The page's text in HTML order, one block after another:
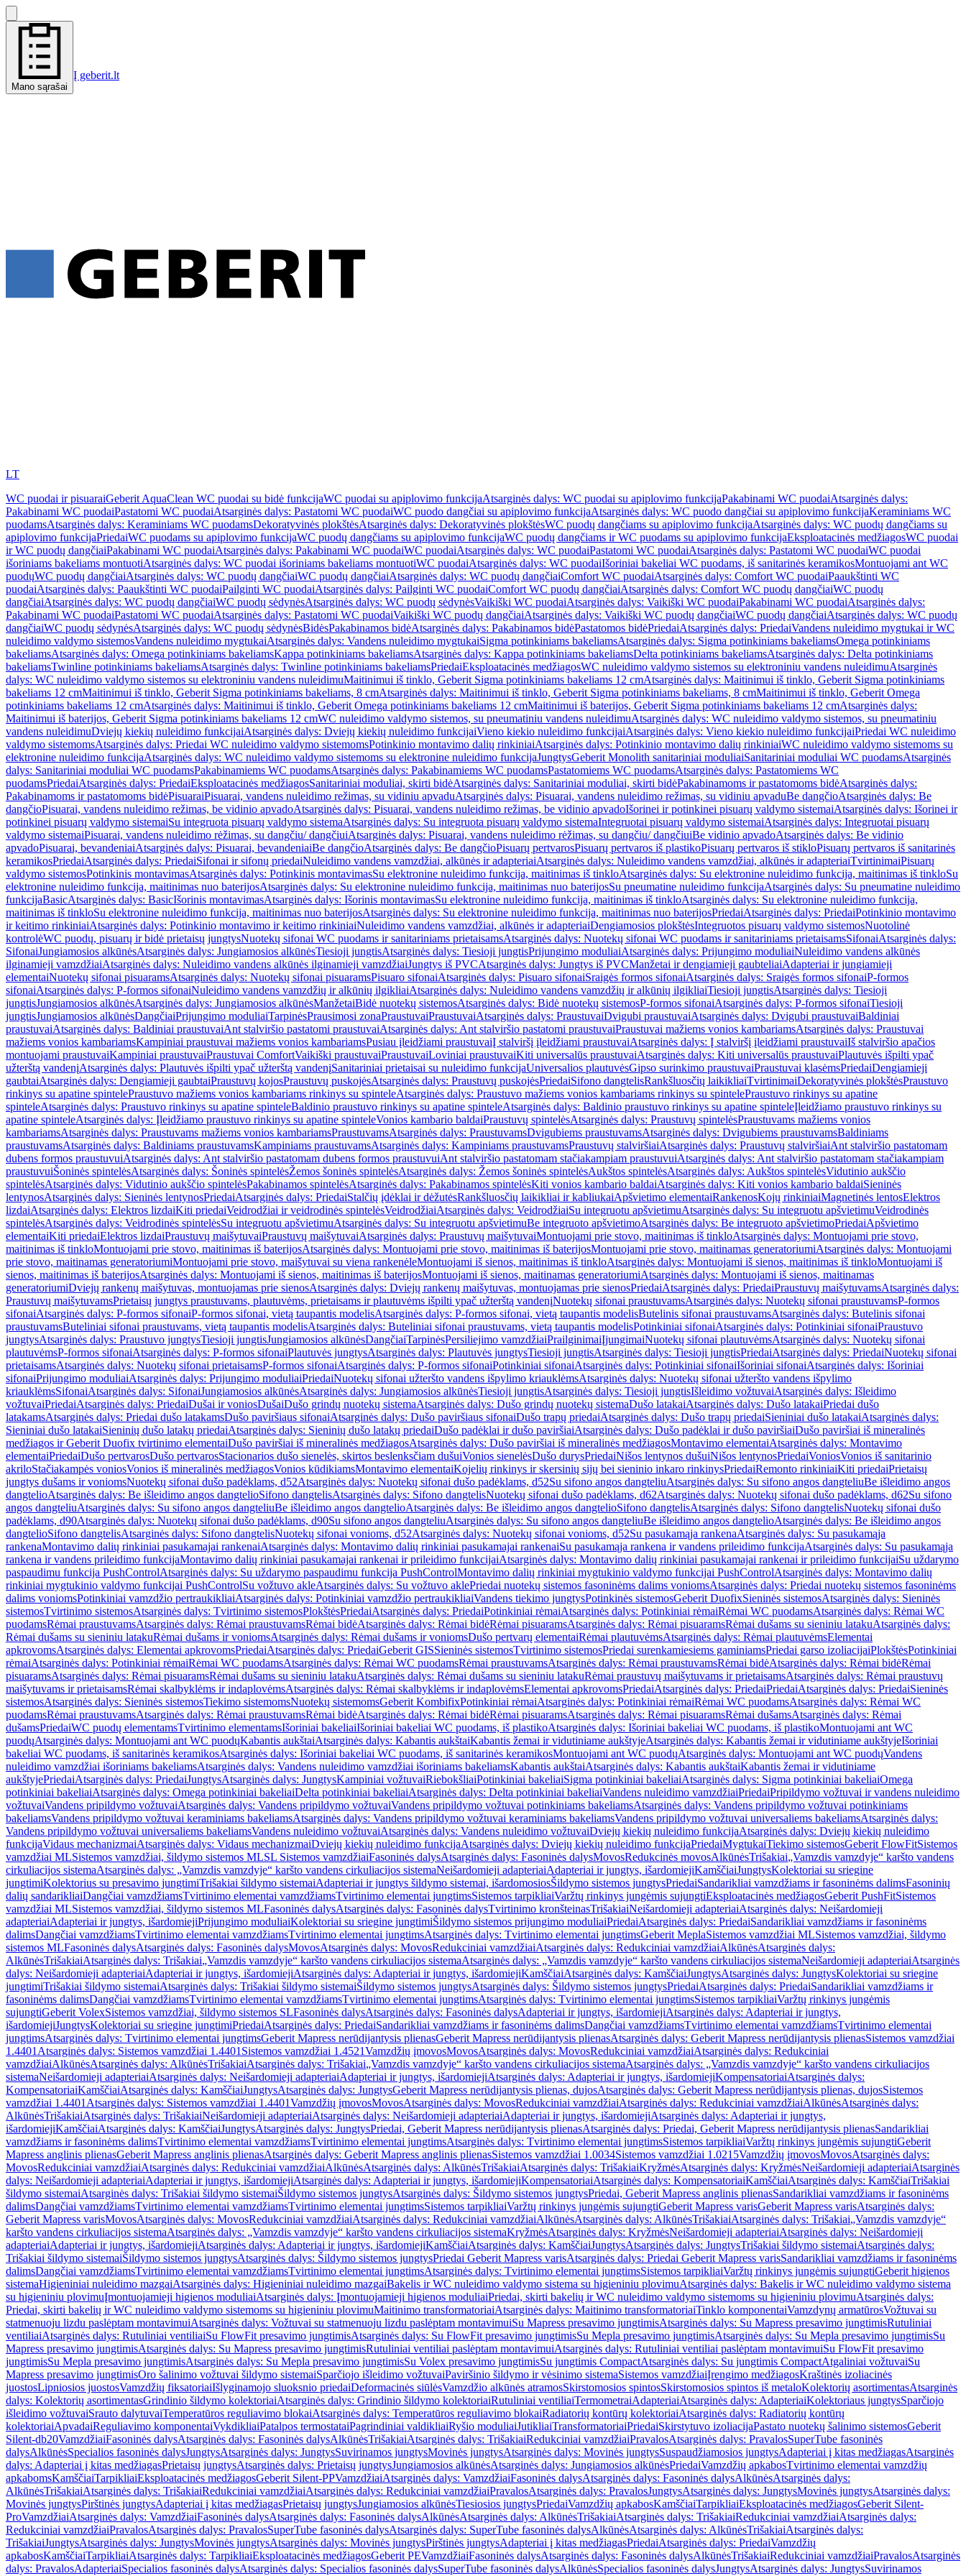
Mano sąrašai
Į geberit.lt
LT
WC puodai ir pisuaraiGeberit AquaClean WC puodai su bidė funkcijaWC puodai su apiplovimo funkcijaAtsarginės dalys: WC puodai su apiplovimo funkcijaPakabinami WC puodaiAtsarginės dalys:
Pakabinami WC puodaiPastatomi WC puodaiAtsarginės dalys: Pastatomi WC puodaiWC puodo dangčiai su apiplovimo funkcijaAtsarginės dalys: WC puodo dangčiai su apiplovimo funkcijaKeraminiams WC
puodamsAtsarginės dalys: Keraminiams WC puodamsDekoratyvinės plokštėsAtsarginės dalys: Dekoratyvinės plokštėsWC puodų dangčiams su apiplovimo funkcijaAtsarginės dalys: WC puodų dangčiams su
apiplovimo funkcijaPriedaiWC puodams su apiplovimo funkcijaWC puodų dangčiams su apiplovimo funkcijaWC puodų dangčiams ir WC puodams su apiplovimo funkcijaEksploatacinės medžiagosWC puodai
ir WC puodų dangčiaiPakabinami WC puodaiAtsarginės dalys: Pakabinami WC puodaiWC puodaiAtsarginės dalys: WC puodaiPastatomi WC puodaiAtsarginės dalys: Pastatomi WC puodaiWC puodai
išoriniams bakeliams montuotiAtsarginės dalys: WC puodai išoriniams bakeliams montuotiWC puodaiAtsarginės dalys: WC puodaiIšoriniai bakeliai WC puodams, iš sanitarinės keramikosMontuojami ant WC
puodųWC puodų dangčiaiAtsarginės dalys: WC puodų dangčiaiWC puodų dangčiaiAtsarginės dalys: WC puodų dangčiaiComfort WC puodaiAtsarginės dalys: Comfort WC puodaiPaaukštinti WC
puodaiAtsarginės dalys: Paaukštinti WC puodaiPailginti WC puodaiAtsarginės dalys: Pailginti WC puodaiComfort WC puodų dangčiaiAtsarginės dalys: Comfort WC puodų dangčiaiWC puodų
dangčiaiAtsarginės dalys: WC puodų dangčiaiWC puodų sėdynėsAtsarginės dalys: WC puodų sėdynėsVaikiški WC puodaiAtsarginės dalys: Vaikiški WC puodaiPakabinami WC puodaiAtsarginės dalys:
Pakabinami WC puodaiPastatomi WC puodaiAtsarginės dalys: Pastatomi WC puodaiVaikiški WC puodų dangčiaiAtsarginės dalys: Vaikiški WC puodų dangčiaiWC puodų dangčiaiAtsarginės dalys: WC puodų
dangčiaiWC puodų sėdynėsAtsarginės dalys: WC puodų sėdynėsBidėsPakabinamos bidėAtsarginės dalys: Pakabinamos bidėPastatomos bidėPriedaiAtsarginės dalys: PriedaiVandens nuleidimo mygtukai ir WC
nuleidimo valdymo sistemosVandens nuleidimo mygtukaiAtsarginės dalys: Vandens nuleidimo mygtukaiSigma potinkiniams bakeliamsAtsarginės dalys: Sigma potinkiniams bakeliamsOmega potinkiniams
bakeliamsAtsarginės dalys: Omega potinkiniams bakeliamsKappa potinkiniams bakeliamsAtsarginės dalys: Kappa potinkiniams bakeliamsDelta potinkiniams bakeliamsAtsarginės dalys: Delta potinkiniams
bakeliamsTwinline potinkiniams bakeliamsAtsarginės dalys: Twinline potinkiniams bakeliamsPriedaiEksploatacinės medžiagosWC nuleidimo valdymo sistemos su elektroniniu vandens nuleidimuAtsarginės
dalys: WC nuleidimo valdymo sistemos su elektroniniu vandens nuleidimuMaitinimui iš tinklo, Geberit Sigma potinkiniams bakeliams 12 cmAtsarginės dalys: Maitinimui iš tinklo, Geberit Sigma potinkiniams
bakeliams 12 cmMaitinimui iš tinklo, Geberit Sigma potinkiniams bakeliams, 8 cmAtsarginės dalys: Maitinimui iš tinklo, Geberit Sigma potinkiniams bakeliams, 8 cmMaitinimui iš tinklo, Geberit Omega
potinkiniams bakeliams 12 cmAtsarginės dalys: Maitinimui iš tinklo, Geberit Omega potinkiniams bakeliams 12 cmMaitinimui iš baterijos, Geberit Sigma potinkiniams bakeliams 12 cmAtsarginės dalys:
Maitinimui iš baterijos, Geberit Sigma potinkiniams bakeliams 12 cmWC nuleidimo valdymo sistemos, su pneumatiniu vandens nuleidimuAtsarginės dalys: WC nuleidimo valdymo sistemos, su pneumatiniu
vandens nuleidimuDviejų kiekių nuleidimo funkcijaiAtsarginės dalys: Dviejų kiekių nuleidimo funkcijaiVieno kiekio nuleidimo funkcijaiAtsarginės dalys: Vieno kiekio nuleidimo funkcijaiPriedai WC nuleidimo
valdymo sistemomsAtsarginės dalys: Priedai WC nuleidimo valdymo sistemomsPotinkinio montavimo dalių rinkiniaiAtsarginės dalys: Potinkinio montavimo dalių rinkiniaiWC nuleidimo valdymo sistemoms su
elektronine nuleidimo funkcijaAtsarginės dalys: WC nuleidimo valdymo sistemoms su elektronine nuleidimo funkcijaJungtysGeberit Monolith sanitariniai moduliaiSanitariniai moduliai WC puodamsAtsarginės
dalys: Sanitariniai moduliai WC puodamsPakabinamiems WC puodamsAtsarginės dalys: Pakabinamiems WC puodamsPastatomiems WC puodamsAtsarginės dalys: Pastatomiems WC
puodamsPriedaiAtsarginės dalys: PriedaiEksploatacinės medžiagosSanitariniai moduliai, skirti bidėAtsarginės dalys: Sanitariniai moduliai, skirti bidėPakabinamoms ir pastatomoms bidėAtsarginės dalys:
Pakabinamoms ir pastatomoms bidėPisuaraiPisuarai, vandens nuleidimo režimas, su vidiniu apvaduAtsarginės dalys: Pisuarai, vandens nuleidimo režimas, su vidiniu apvaduBe dangčioAtsarginės dalys: Be
dangčioPisuarai, vandens nuleidimo režimas, be vidinio apvadoAtsarginės dalys: Pisuarai, vandens nuleidimo režimas, be vidinio apvadoIšorinei ir potinkinei pisuarų valdymo sistemaiAtsarginės dalys: Išorinei ir
potinkinei pisuarų valdymo sistemaiSu integruota pisuarų valdymo sistemaAtsarginės dalys: Su integruota pisuarų valdymo sistemaIntegruotai pisuarų valdymo sistemaiAtsarginės dalys: Integruotai pisuarų
valdymo sistemaiPisuarai, vandens nuleidimo rėžimas, su dangčiu/ dangčiuiAtsarginės dalys: Pisuarai, vandens nuleidimo rėžimas, su dangčiu/ dangčiuiBe vidinio apvadoAtsarginės dalys: Be vidinio
apvadoPisuarai, bevandeniaiAtsarginės dalys: Pisuarai, bevandeniaiBe dangčioAtsarginės dalys: Be dangčioPisuarų pertvarosPisuarų pertvaros iš plastikoPisuarų pertvaros iš stikloPisuarų pertvaros iš sanitarinės
keramikosPriedaiAtsarginės dalys: PriedaiSifonai ir sifonų priedaiNuleidimo vandens vamzdžiai, alkūnės ir adapteriaiAtsarginės dalys: Nuleidimo vandens vamzdžiai, alkūnės ir adapteriaiTvirtinimaiPisuarų
valdymo sistemosPotinkinis montavimasAtsarginės dalys: Potinkinis montavimasSu elektronine nuleidimo funkcija, maitinimas iš tinkloAtsarginės dalys: Su elektronine nuleidimo funkcija, maitinimas iš tinkloSu
elektronine nuleidimo funkcija, maitinimas nuo baterijosAtsarginės dalys: Su elektronine nuleidimo funkcija, maitinimas nuo baterijosSu pneumatine nuleidimo funkcijaAtsarginės dalys: Su pneumatine nuleidimo
funkcijaBasicAtsarginės dalys: BasicIšorinis montavimasAtsarginės dalys: Išorinis montavimasSu elektronine nuleidimo funkcija, maitinimas iš tinkloAtsarginės dalys: Su elektronine nuleidimo funkcija,
maitinimas iš tinkloSu elektronine nuleidimo funkcija, maitinimas nuo baterijosAtsarginės dalys: Su elektronine nuleidimo funkcija, maitinimas nuo baterijosPriedaiAtsarginės dalys: PriedaiPotinkinio montavimo
ir keitimo rinkiniaiAtsarginės dalys: Potinkinio montavimo ir keitimo rinkiniaiNuleidimo vandens vamzdžiai, alkūnės ir adapteriaiDengiamosios plokštėsIntegruotos pisuarų valdymo sistemosNuotolinė
kontrolėWC puodų, pisuarų ir bidė prietaisų jungtysNuotekų sifonai WC puodams ir sanitariniams prietaisamsAtsarginės dalys: Nuotekų sifonai WC puodams ir sanitariniams prietaisamsSifonaiAtsarginės dalys:
SifonaiJungiamosios alkūnėsAtsarginės dalys: Jungiamosios alkūnėsTiesioji jungtisAtsarginės dalys: Tiesioji jungtisPrijungimo moduliaiAtsarginės dalys: Prijungimo moduliaiNuleidimo vandens alkūnės
ilginamieji vamzdžiaiAtsarginės dalys: Nuleidimo vandens alkūnės ilginamieji vamzdžiaiJungtys iš PVCAtsarginės dalys: Jungtys iš PVCManžetai ir dengiamieji gaubteliaiAdapteriai ir jungiamieji
elementaiNuotekų sifonai pisuaramsAtsarginės dalys: Nuotekų sifonai pisuaramsPisuaro sifonaiAtsarginės dalys: Pisuaro sifonaiSraigės formos sifonaiAtsarginės dalys: Sraigės formos sifonaiP-formos
sifonaiAtsarginės dalys: P-formos sifonaiNuleidimo vandens vamzdžių ir alkūnių ilgikliaiAtsarginės dalys: Nuleidimo vandens vamzdžių ir alkūnių ilgikliaiTiesioji jungtisAtsarginės dalys: Tiesioji
jungtisJungiamosios alkūnėsAtsarginės dalys: Jungiamosios alkūnėsManžetaiBidė nuotekų sistemosAtsarginės dalys: Bidė nuotekų sistemosP-formos sifonaiAtsarginės dalys: P-formos sifonaiTiesioji
jungtisJungiamosios alkūnėsDangčiaiPrijungimo moduliaiTarpinėsPrausimosi zonaPraustuvaiPraustuvaiAtsarginės dalys: PraustuvaiDvigubi praustuvaiAtsarginės dalys: Dvigubi praustuvaiBaldiniai
praustuvaiAtsarginės dalys: Baldiniai praustuvaiAnt stalviršio pastatomi praustuvaiAtsarginės dalys: Ant stalviršio pastatomi praustuvaiPraustuvai mažiems vonios kambariamsAtsarginės dalys: Praustuvai
mažiems vonios kambariamsKampiniai praustuvai mažiems vonios kambariamsPusiau įleidžiami praustuvaiĮ stalviršį įleidžiami praustuvaiAtsarginės dalys: Į stalviršį įleidžiami praustuvaiIš stalviršio apačios
montuojami praustuvaiKampiniai praustuvaiPraustuvai ComfortVaikiški praustuvaiPraustuvaiLoviniai praustuvaiKiti universalūs praustuvaiAtsarginės dalys: Kiti universalūs praustuvaiPlautuvės išpilti ypač
užterštą vandenįAtsarginės dalys: Plautuvės išpilti ypač užterštą vandenįSanitariniai prietaisai su nuleidimo funkcijaUniversalios plautuvėsGipso surinkimo praustuvaiPraustuvai klasėmsPriedaiDengiamieji
gaubtaiAtsarginės dalys: Dengiamieji gaubtaiPraustuvų kojosPraustuvų puskojėsAtsarginės dalys: Praustuvų puskojėsPriedaiSifono dangtelisRankšluosčių laikikliaiTvirtinimaiDekoratyvinės plokštėsPraustuvo
rinkinys su apatine spintelePraustuvo mažiems vonios kambariams rinkinys su spinteleAtsarginės dalys: Praustuvo mažiems vonios kambariams rinkinys su spintelePraustuvo rinkinys su apatine
spinteleAtsarginės dalys: Praustuvo rinkinys su apatine spinteleBaldinio praustuvo rinkinys su apatine spinteleAtsarginės dalys: Baldinio praustuvo rinkinys su apatine spinteleĮleidžiamo praustuvo rinkinys su
apatine spinteleAtsarginės dalys: Įleidžiamo praustuvo rinkinys su apatine spinteleVonios kambario baldaiPraustuvų spintelėsAtsarginės dalys: Praustuvų spintelėsPraustuvams mažiems vonios
kambariamsAtsarginės dalys: Praustuvams mažiems vonios kambariamsPraustuvamsAtsarginės dalys: PraustuvamsDvigubiems praustuvamsAtsarginės dalys: Dvigubiems praustuvamsBaldiniams
praustuvamsAtsarginės dalys: Baldiniams praustuvamsKampiniams praustuvamsAtsarginės dalys: Kampiniams praustuvamsPraustuvų stalviršiaiAtsarginės dalys: Praustuvų stalviršiaiAnt stalviršio pastatomam
dubens formos praustuvuiAtsarginės dalys: Ant stalviršio pastatomam dubens formos praustuvuiAnt stalviršio pastatomam stačiakampiam praustuvuiAtsarginės dalys: Ant stalviršio pastatomam stačiakampiam
praustuvuiŠoninės spintelėsAtsarginės dalys: Šoninės spintelėsŽemos šoninės spintelėsAtsarginės dalys: Žemos šoninės spintelėsAukštos spintelėsAtsarginės dalys: Aukštos spintelėsVidutinio aukščio
spintelėsAtsarginės dalys: Vidutinio aukščio spintelėsPakabinamos spintelėsAtsarginės dalys: Pakabinamos spintelėsKiti vonios kambario baldaiAtsarginės dalys: Kiti vonios kambario baldaiSieninės
lentynosAtsarginės dalys: Sieninės lentynosPriedaiAtsarginės dalys: PriedaiStalčių įdėklai ir dėžutėsRankšluosčių laikikliai ir kabliukaiApšvietimo elementaiRankenosKojų rinkiniaiMagnetinės lentosElektros
lizdaiAtsarginės dalys: Elektros lizdaiKiti priedaiVeidrodžiai ir veidrodinės spintelėsVeidrodžiaiAtsarginės dalys: VeidrodžiaiSu integruotu apšvietimuAtsarginės dalys: Su integruotu apšvietimuVeidrodinės
spintelėsAtsarginės dalys: Veidrodinės spintelėsSu integruotu apšvietimuAtsarginės dalys: Su integruotu apšvietimuBe integruoto apšvietimoAtsarginės dalys: Be integruoto apšvietimoPriedaiApšvietimo
elementaiKiti priedaiElektros lizdaiPraustuvų maišytuvaiPraustuvų maišytuvaiAtsarginės dalys: Praustuvų maišytuvaiMontuojami prie stovo, maitinimas iš tinkloAtsarginės dalys: Montuojami prie stovo,
maitinimas iš tinkloMontuojami prie stovo, maitinimas iš baterijosAtsarginės dalys: Montuojami prie stovo, maitinimas iš baterijosMontuojami prie stovo, maitinamas generatoriumiAtsarginės dalys: Montuojami
prie stovo, maitinamas generatoriumiMontuojami prie stovo, maišytuvai su viena rankenėleMontuojami iš sienos, maitinimas iš tinkloAtsarginės dalys: Montuojami iš sienos, maitinimas iš tinkloMontuojami iš
sienos, maitinimas iš baterijosAtsarginės dalys: Montuojami iš sienos, maitinimas iš baterijosMontuojami iš sienos, maitinamas generatoriumiAtsarginės dalys: Montuojami iš sienos, maitinamas
generatoriumiDviejų rankenų maišytuvas, montuojamas prie sienosAtsarginės dalys: Dviejų rankenų maišytuvas, montuojamas prie sienosPriedaiAtsarginės dalys: PriedaiPraustuvų maišytuvamsAtsarginės dalys:
Praustuvų maišytuvamsPrietaisų jungtys praustuvams, plautuvėms, prietaisams ir plautuvėms išpilti ypač užterštą vandenįNuotekų sifonai praustuvamsAtsarginės dalys: Nuotekų sifonai praustuvamsP-formos
sifonaiAtsarginės dalys: P-formos sifonaiP-formos sifonai, vietą taupantis modelisAtsarginės dalys: P-formos sifonai, vietą taupantis modelisButelinis sifonai praustuvamsAtsarginės dalys: Butelinis sifonai
praustuvamsButeliniai sifonai praustuvams, vietą taupantis modelisAtsarginės dalys: Buteliniai sifonai praustuvams, vietą taupantis modelisPotinkiniai sifonaiAtsarginės dalys: Potinkiniai sifonaiPraustuvo
jungtysAtsarginės dalys: Praustuvo jungtysTiesioji jungtisJungiamosios alkūnėsDangčiaiTarpinėsPersiliejimo vamzdžiaiPrailginimaiĮjungimaiNuotekų sifonai plautuvėmsAtsarginės dalys: Nuotekų sifonai
plautuvėmsP-formos sifonaiAtsarginės dalys: P-formos sifonaiPlautuvės jungtysAtsarginės dalys: Plautuvės jungtysTiesioji jungtisAtsarginės dalys: Tiesioji jungtisPriedaiAtsarginės dalys: PriedaiNuotekų sifonai
prietaisamsAtsarginės dalys: Nuotekų sifonai prietaisamsP-formos sifonaiAtsarginės dalys: P-formos sifonaiPotinkiniai sifonaiAtsarginės dalys: Potinkiniai sifonaiIšoriniai sifonaiAtsarginės dalys: Išoriniai
sifonaiPrijungimo moduliaiAtsarginės dalys: Prijungimo moduliaiPriedaiNuotekų sifonai užteršto vandens išpylimo kriauklėmsAtsarginės dalys: Nuotekų sifonai užteršto vandens išpylimo
kriauklėmsSifonaiAtsarginės dalys: SifonaiJungiamosios alkūnėsAtsarginės dalys: Jungiamosios alkūnėsTiesioji jungtisAtsarginės dalys: Tiesioji jungtisIšleidimo vožtuvaiAtsarginės dalys: Išleidimo
vožtuvaiPriedaiAtsarginės dalys: PriedaiDušai ir voniosDušaiDušo grindų nuotekų sistemaAtsarginės dalys: Dušo grindų nuotekų sistemaDušo latakaiAtsarginės dalys: Dušo latakaiPriedai dušo
latakamsAtsarginės dalys: Priedai dušo latakamsDušo paviršiaus sifonaiAtsarginės dalys: Dušo paviršiaus sifonaiDušo trapų priedaiAtsarginės dalys: Dušo trapų priedaiSieniniai dušo latakaiAtsarginės dalys:
Sieniniai dušo latakaiSieninių dušo latakų priedaiAtsarginės dalys: Sieninių dušo latakų priedaiDušo padėklai ir dušo paviršiaiAtsarginės dalys: Dušo padėklai ir dušo paviršiaiDušo paviršiai iš mineralinės
medžiagos ir Geberit Duofix tvirtinimo elementaiDušo paviršiai iš mineralinės medžiagosAtsarginės dalys: Dušo paviršiai iš mineralinės medžiagosMontavimo elementaiAtsarginės dalys: Montavimo
elementaiPriedaiDušo pertvarosDušo pertvarosStacionarios dušo sienelės, skirtos beslenksčiam dušuiVonios sienelėsDušo durysPriedaiNišos lentynos dušuiNišos lentynosPriedaiVoniosVonios iš sanitarinio
akriloStačiakampės voniosVonios iš mineralinės medžiagosVonios kūdikiamsMontavimo elementaiKojelių rinkinys ir skersinių sijų bei sieninio inkaro rinkinysPriedaiRemonto rinkiniaiKiti priedaiPrietaisų
jungtys dušams ir voniomsNuotekų sifonai dušo padėklams, d52Atsarginės dalys: Nuotekų sifonai dušo padėklams, d52Su sifono angos dangteliuAtsarginės dalys: Su sifono angos dangteliuBe išleidimo angos
dangtelioAtsarginės dalys: Be išleidimo angos dangtelioSifono dangtelisAtsarginės dalys: Sifono dangtelisNuotekų sifonai dušo padėklams, d62Atsarginės dalys: Nuotekų sifonai dušo padėklams, d62Su sifono
angos dangteliuAtsarginės dalys: Su sifono angos dangteliuBe išleidimo angos dangtelioAtsarginės dalys: Be išleidimo angos dangtelioSifono dangtelisAtsarginės dalys: Sifono dangtelisNuotekų sifonai dušo
padėklams, d90Atsarginės dalys: Nuotekų sifonai dušo padėklams, d90Su sifono angos dangteliuAtsarginės dalys: Su sifono angos dangteliuBe išleidimo angos dangtelioAtsarginės dalys: Be išleidimo angos
dangtelioSifono dangtelisAtsarginės dalys: Sifono dangtelisNuotekų sifonai vonioms, d52Atsarginės dalys: Nuotekų sifonai vonioms, d52Su pasukamąja rankenaAtsarginės dalys: Su pasukamąja
rankenaMontavimo dalių rinkiniai pasukamajai rankenaiAtsarginės dalys: Montavimo dalių rinkiniai pasukamajai rankenaiSu pasukamąja rankena ir vandens prileidimo funkcijaAtsarginės dalys: Su pasukamąja
rankena ir vandens prileidimo funkcijaMontavimo dalių rinkiniai pasukamajai rankenai ir prileidimo funkcijaiAtsarginės dalys: Montavimo dalių rinkiniai pasukamajai rankenai ir prileidimo funkcijaiSu uždarymo
paspaudimu funkcija PushControlAtsarginės dalys: Su uždarymo paspaudimu funkcija PushControlMontavimo dalių rinkiniai mygtukinio valdymo funkcijai PushControlAtsarginės dalys: Montavimo dalių
rinkiniai mygtukinio valdymo funkcijai PushControlSu vožtuvo akleAtsarginės dalys: Su vožtuvo aklePriedai nuotekų sistemos fasoninėms dalims voniomsAtsarginės dalys: Priedai nuotekų sistemos fasoninėms
dalims voniomsPotinkiniai vamzdžio pertraukikliaiAtsarginės dalys: Potinkiniai vamzdžio pertraukikliaiVandens tiekimo jungtysPotinkinės sistemosGeberit DuofixSieninės sistemosAtsarginės dalys: Sieninės
sistemosTvirtinimo sistemosAtsarginės dalys: Tvirtinimo sistemosPlokštėsPriedaiAtsarginės dalys: PriedaiPotinkiniai rėmaiAtsarginės dalys: Potinkiniai rėmaiRėmai WC puodamsAtsarginės dalys: Rėmai WC
puodamsRėmai praustuvamsAtsarginės dalys: Rėmai praustuvamsRėmai bidėAtsarginės dalys: Rėmai bidėRėmai pisuaramsAtsarginės dalys: Rėmai pisuaramsRėmai dušams su sieniniu latakuAtsarginės dalys:
Rėmai dušams su sieniniu latakuRėmai dušams ir voniomsAtsarginės dalys: Rėmai dušams ir voniomsDušo pertvarų elementaiRėmai plautuvėmsAtsarginės dalys: Rėmai plautuvėmsElementai
apkrovomsAtsarginės dalys: Elementai apkrovomsPriedaiAtsarginės dalys: PriedaiGeberit GISSieninės sistemosTvirtinimo sistemosPriedai surenkamiesiems gaminiamsPriedai garso izoliacijaiPlokštėsPotinkiniai
rėmaiAtsarginės dalys: Potinkiniai rėmaiRėmai WC puodamsAtsarginės dalys: Rėmai WC puodamsRėmai praustuvamsAtsarginės dalys: Rėmai praustuvamsRėmai bidėAtsarginės dalys: Rėmai bidėRėmai
pisuaramsAtsarginės dalys: Rėmai pisuaramsRėmai dušams su sieniniu latakuAtsarginės dalys: Rėmai dušams su sieniniu latakuRėmai praustuvų maišytuvams ir prietaisamsAtsarginės dalys: Rėmai praustuvų
maišytuvams ir prietaisamsRėmai skalbyklėms ir indaplovėmsAtsarginės dalys: Rėmai skalbyklėms ir indaplovėmsElementai apkrovomsPriedaiAtsarginės dalys: PriedaiPriedaiAtsarginės dalys: PriedaiSieninės
sistemosAtsarginės dalys: Sieninės sistemosTiekimo sistemomsNuotekų sistemomsGeberit KombifixPotinkiniai rėmaiAtsarginės dalys: Potinkiniai rėmaiRėmai WC puodamsAtsarginės dalys: Rėmai WC
puodamsRėmai praustuvamsAtsarginės dalys: Rėmai praustuvamsRėmai bidėAtsarginės dalys: Rėmai bidėRėmai pisuaramsAtsarginės dalys: Rėmai pisuaramsRėmai dušamsAtsarginės dalys: Rėmai
dušamsPriedaiWC puodų elementamsTvirtinimo elementamsIšoriniai bakeliaiIšoriniai bakeliai WC puodams, iš plastikoAtsarginės dalys: Išoriniai bakeliai WC puodams, iš plastikoMontuojami ant WC
puodųAtsarginės dalys: Montuojami ant WC puodųKabantis aukštaiAtsarginės dalys: Kabantis aukštaiKabantis žemai ir vidutiniame aukštyjeAtsarginės dalys: Kabantis žemai ir vidutiniame aukštyjeIšoriniai
bakeliai WC puodams, iš sanitarinės keramikosAtsarginės dalys: Išoriniai bakeliai WC puodams, iš sanitarinės keramikosMontuojami ant WC puodųAtsarginės dalys: Montuojami ant WC puodųVandens
nuleidimo vamzdžiai išoriniams bakeliamsAtsarginės dalys: Vandens nuleidimo vamzdžiai išoriniams bakeliamsKabantis aukštaiAtsarginės dalys: Kabantis aukštaiKabantis žemai ir vidutiniame
aukštyjePriedaiAtsarginės dalys: PriedaiJungtysAtsarginės dalys: JungtysKampiniai vožtuvaiRiebokšliaiPotinkiniai bakeliaiSigma potinkiniai bakeliaiAtsarginės dalys: Sigma potinkiniai bakeliaiOmega
potinkiniai bakeliaiAtsarginės dalys: Omega potinkiniai bakeliaiDelta potinkiniai bakeliaiAtsarginės dalys: Delta potinkiniai bakeliaiVandens nuleidimo vamzdžiaiPriedaiPripildymo vožtuvai ir vandens nuleidimo
vožtuvaiVandens pripildymo vožtuvaiAtsarginės dalys: Vandens pripildymo vožtuvaiVandens pripildymo vožtuvai potinkiniams bakeliamsAtsarginės dalys: Vandens pripildymo vožtuvai potinkiniams
bakeliamsVandens pripildymo vožtuvai keraminiams bakeliamsAtsarginės dalys: Vandens pripildymo vožtuvai keraminiams bakeliamsVandens pripildymo vožtuvai universaliems bakeliamsAtsarginės dalys:
Vandens pripildymo vožtuvai universaliems bakeliamsVandens nuleidimo vožtuvaiAtsarginės dalys: Vandens nuleidimo vožtuvaiDviejų kiekių nuleidimo funkcijaAtsarginės dalys: Dviejų kiekių nuleidimo
funkcijaVidaus mechanizmaiAtsarginės dalys: Vidaus mechanizmaiDviejų kiekių nuleidimo funkcijaAtsarginės dalys: Dviejų kiekių nuleidimo funkcijaPriedaiMygtukaiTiekimo sistemosGeberit FlowFitSistemos
vamzdžiai MLSistemos vamzdžiai, šildymo sistemos MLSL Sistemos vamzdžiaiFasoninės dalysAtsarginės dalys: Fasoninės dalysMovosRedukcinės movosAlkūnėsTrišakiai„Vamzdis vamzdyje“ karšto vandens
cirkuliacijos sistemaAtsarginės dalys: „Vamzdis vamzdyje“ karšto vandens cirkuliacijos sistemaNeišardomieji adapteriaiAdapteriai ir jungtys, išardomiejiKamščiaiJungtysKolektoriai su sriegine
jungtimiKolektorius su presavimo jungtimiTrišakiai šildymo sistemaiAdapteriai ir jungtys šildymo sistemai, išardomosiosŠildymo sistemos jungtysPriedaiSandarikliai vamzdžiams ir fasoninėms dalimsFasoninių
dalių sandarikliaiDangčiai vamzdžiamsTvirtinimo elementai vamzdžiamsTvirtinimo elementai jungtimsSistemos tarpikliaiVaržtų rinkinys jungėmis sujungtiEksploatacinės medžiagosGeberit PushFitSistemos
vamzdžiai MLSistemos vamzdžiai, šildymo sistemos MLFasoninės dalysAtsarginės dalys: Fasoninės dalysTvirtinimo kronšteinasTrišakiaiNeišardomieji adapteriaiAtsarginės dalys: Neišardomieji
adapteriaiAdapteriai ir jungtys, išardomiejiPrijungimo moduliaiKolektoriai su sriegine jungtimiŠildymo sistemos prijungimo moduliaiPriedaiAtsarginės dalys: PriedaiSandarikliai vamzdžiams ir fasoninėms
dalimsDangčiai vamzdžiamsTvirtinimo elementai vamzdžiamsTvirtinimo elementai jungtimsAtsarginės dalys: Tvirtinimo elementai jungtimsGeberit MeplaSistemos vamzdžiai MLSistemos vamzdžiai, šildymo
sistemos MLFasoninės dalysAtsarginės dalys: Fasoninės dalysMovosAtsarginės dalys: MovosRedukciniai vamzdžiaiAtsarginės dalys: Redukciniai vamzdžiaiAlkūnėsAtsarginės dalys:
AlkūnėsTrišakiaiAtsarginės dalys: Trišakiai„Vamzdis vamzdyje“ karšto vandens cirkuliacijos sistemaAtsarginės dalys: „Vamzdis vamzdyje“ karšto vandens cirkuliacijos sistemaNeišardomieji adapteriaiAtsarginės
dalys: Neišardomieji adapteriaiAdapteriai ir jungtys, išardomiejiAtsarginės dalys: Adapteriai ir jungtys, išardomiejiKamščiaiAtsarginės dalys: KamščiaiJungtysAtsarginės dalys: JungtysKolektoriai su sriegine
jungtimiTrišakiai šildymo sistemaiAtsarginės dalys: Trišakiai šildymo sistemaiŠildymo sistemos jungtysAtsarginės dalys: Šildymo sistemos jungtysPriedaiAtsarginės dalys: PriedaiSandarikliai vamzdžiams ir
fasoninėms dalimsDangčiai vamzdžiamsTvirtinimo elementai vamzdžiamsTvirtinimo elementai jungtimsAtsarginės dalys: Tvirtinimo elementai jungtimsSistemos tarpikliaiVaržtų rinkinys jungėmis
sujungtiGeberit VolexSistemos vamzdžiai, šildymo sistemos SLFasoninės dalysAtsarginės dalys: Fasoninės dalysAdapteriai ir jungtys, išardomiejiAtsarginės dalys: Adapteriai ir jungtys,
išardomiejiJungtysKolektoriai su sriegine jungtimiPriedaiAtsarginės dalys: PriedaiSandarikliai vamzdžiams ir fasoninėms dalimsDangčiai vamzdžiamsTvirtinimo elementai vamzdžiamsTvirtinimo elementai
jungtimsAtsarginės dalys: Tvirtinimo elementai jungtimsGeberit Mapress nerūdijantysis plienasGeberit Mapress nerūdijantysis plienasAtsarginės dalys: Geberit Mapress nerūdijantysis plienasSistemos vamzdžiai
1.4401 Atsarginės dalys: Sistemos vamzdžiai 1.4401 Sistemos vamzdžiai 1.4521Vamzdžių įmovosMovosAtsarginės dalys: MovosRedukciniai vamzdžiaiAtsarginės dalys: Redukciniai
vamzdžiaiAlkūnėsAtsarginės dalys: AlkūnėsTrišakiaiAtsarginės dalys: Trišakiai„Vamzdis vamzdyje“ karšto vandens cirkuliacijos sistemaAtsarginės dalys: „Vamzdis vamzdyje“ karšto vandens cirkuliacijos
sistemaNeišardomieji adapteriaiAtsarginės dalys: Neišardomieji adapteriaiAdapteriai ir jungtys, išardomiejiAtsarginės dalys: Adapteriai ir jungtys, išardomiejiKompensatoriaiAtsarginės dalys:
KompensatoriaiKamščiaiAtsarginės dalys: KamščiaiJungtysAtsarginės dalys: JungtysGeberit Mapress nerūdijantysis plienas, dujosAtsarginės dalys: Geberit Mapress nerūdijantysis plienas, dujosSistemos
vamzdžiai 1.4401 Atsarginės dalys: Sistemos vamzdžiai 1.4401Vamzdžių įmovosMovosAtsarginės dalys: MovosRedukciniai vamzdžiaiAtsarginės dalys: Redukciniai vamzdžiaiAlkūnėsAtsarginės dalys:
AlkūnėsTrišakiaiAtsarginės dalys: TrišakiaiNeišardomieji adapteriaiAtsarginės dalys: Neišardomieji adapteriaiAdapteriai ir jungtys, išardomiejiAtsarginės dalys: Adapteriai ir jungtys,
išardomiejiKamščiaiAtsarginės dalys: KamščiaiJungtysAtsarginės dalys: JungtysPriedai, Geberit Mapress nerūdijantysis plienasAtsarginės dalys: Priedai, Geberit Mapress nerūdijantysis plienasSandarikliai
vamzdžiams ir fasoninėms dalimsTvirtinimo elementai vamzdžiamsTvirtinimo elementai jungtimsAtsarginės dalys: Tvirtinimo elementai jungtimsSistemos tarpikliaiVaržtų rinkinys jungėmis sujungtiGeberit
Mapress anglinis plienasGeberit Mapress anglinis plienasAtsarginės dalys: Geberit Mapress anglinis plienasSistemos vamzdžiai 1.0034Sistemos vamzdžiai 1.0215Vamzdžių įmovosMovosAtsarginės dalys:
MovosRedukciniai vamzdžiaiAtsarginės dalys: Redukciniai vamzdžiaiAlkūnėsAtsarginės dalys: AlkūnėsTrišakiaiAtsarginės dalys: TrišakiaiKryžmėsAtsarginės dalys: KryžmėsNeišardomieji adapteriaiAtsarginės
dalys: Neišardomieji adapteriaiAdapteriai ir jungtys, išardomiejiAtsarginės dalys: Adapteriai ir jungtys, išardomiejiKompensatoriaiAtsarginės dalys: KompensatoriaiKamščiaiAtsarginės dalys: KamščiaiTrišakiai
šildymo sistemaiAtsarginės dalys: Trišakiai šildymo sistemaiŠildymo sistemos jungtysAtsarginės dalys: Šildymo sistemos jungtysPriedai, Geberit Mapress anglinis plienasSandarikliai vamzdžiams ir fasoninėms
dalimsDangčiai vamzdžiamsTvirtinimo elementai vamzdžiamsTvirtinimo elementai jungtimsSistemos tarpikliaiVaržtų rinkinys jungėmis sujungtiGeberit Mapress varisGeberit Mapress varisAtsarginės dalys:
Geberit Mapress varisMovosAtsarginės dalys: MovosRedukciniai vamzdžiaiAtsarginės dalys: Redukciniai vamzdžiaiAlkūnėsAtsarginės dalys: AlkūnėsTrišakiaiAtsarginės dalys: Trišakiai„Vamzdis vamzdyje“
karšto vandens cirkuliacijos sistemaAtsarginės dalys: „Vamzdis vamzdyje“ karšto vandens cirkuliacijos sistemaKryžmėsAtsarginės dalys: KryžmėsNeišardomieji adapteriaiAtsarginės dalys: Neišardomieji
adapteriaiAdapteriai ir jungtys, išardomiejiAtsarginės dalys: Adapteriai ir jungtys, išardomiejiKamščiaiAtsarginės dalys: KamščiaiJungtysAtsarginės dalys: JungtysTrišakiai šildymo sistemaiAtsarginės dalys:
Trišakiai šildymo sistemaiŠildymo sistemos jungtysAtsarginės dalys: Šildymo sistemos jungtysPriedai Geberit Mapress varisAtsarginės dalys: Priedai Geberit Mapress varisSandarikliai vamzdžiams ir fasoninėms
dalimsDangčiai vamzdžiamsTvirtinimo elementai vamzdžiamsTvirtinimo elementai jungtimsAtsarginės dalys: Tvirtinimo elementai jungtimsSistemos tarpikliaiVaržtų rinkinys jungėmis sujungtiGeberit higienos
sistemaHigieniniai nuleidimo mazgaiAtsarginės dalys: Higieniniai nuleidimo mazgaiBakelis ir WC nuleidimo valdymo sistema su higieniniu plovimuAtsarginės dalys: Bakelis ir WC nuleidimo valdymo sistema
su higieniniu plovimuĮmontuojamieji higienos moduliaiAtsarginės dalys: Įmontuojamieji higienos moduliaiPriedai, skirti bakelių ir WC nuleidimo valdymo sistemoms su higieniniu plovimuAtsarginės dalys:
Priedai, skirti bakelių ir WC nuleidimo valdymo sistemoms su higieniniu plovimuMaitinimo transformatoriaiAtsarginės dalys: Maitinimo transformatoriaiTinklo komponentaiVamzdynų armatūrosVožtuvai su
statmenuoju lizdu paslėptam montavimuiAtsarginės dalys: Vožtuvai su statmenuoju lizdu paslėptam montavimuiSu Mapress presavimo jungtimisAtsarginės dalys: Su Mapress presavimo jungtimisRutuliniai
ventiliaiAtsarginės dalys: Rutuliniai ventiliaiSu FlowFit presavimo jungtimisAtsarginės dalys: Su FlowFit presavimo jungtimisSu Mepla presavimo jungtimisAtsarginės dalys: Su Mepla presavimo jungtimisSu
Mapress presavimo jungtimisAtsarginės dalys: Su Mapress presavimo jungtimisRutuliniai ventiliai paslėptam montavimuiAtsarginės dalys: Rutuliniai ventiliai paslėptam montavimuiSu FlowFit presavimo
jungtimisSu Mepla presavimo jungtimisAtsarginės dalys: Su Mepla presavimo jungtimisSu Volex presavimo jungtimisSu jungtimis CompactAtsarginės dalys: Su jungtimis CompactAtgaliniai vožtuvaiSu
Mapress presavimo jungtimisOro šalinimo vožtuvai šildymo sistemaiSparčiojo išleidimo vožtuvaiPaviršinio šildymo ir vėsinimo sistemaSistemos vamzdžiaiĮrengimo medžiagosKraštinės izoliacinės
juostosLipniosios juostosVamzdžių fiksatoriaiIšlyginamojo sluoksnio priedaiDeformacinės siūlėsVamzdžio alkūnės atramosSkirstomosios spintosSkirstomosios spintos iš metaloKolektorių asortimentasAtsarginės
dalys: Kolektorių asortimentasGrindinio šildymo kolektoriaiAtsarginės dalys: Grindinio šildymo kolektoriaiRutuliniai ventiliaiTermometraiAdapteriaiAtsarginės dalys: AdapteriaiKolektoriaus jungtysSparčiojo
išleidimo vožtuvaiSrauto dalytuvaiTemperatūros reguliavimo blokaiAtsarginės dalys: Temperatūros reguliavimo blokaiRadiatorių kontūrų kolektoriaiAtsarginės dalys: Radiatorių kontūrų
kolektoriaiApvadaiReguliavimo komponentaiVykdikliaiPatalpos termostataiPagrindiniai valdikliaiRyšio moduliaiJutikliaiTransformatoriaiPriedaiSkirstytuvo izoliacijaPastato nuotekų šalinimo sistemosGeberit
Silent-db20VamzdžiaiFasoninės dalysAtsarginės dalys: Fasoninės dalysAlkūnėsTrišakiaiAtsarginės dalys: TrišakiaiRedukciniai vamzdžiaiPravalosAtsarginės dalys: PravalosSuperTube fasoninės
dalysAlkūnėsSpecialios fasoninės dalysJungtysAtsarginės dalys: JungtysSuvirinamos jungtysMovinės jungtysAtsarginės dalys: Movinės jungtysSuspaudžiamosios jungtysAdapteriai į kitas medžiagasAtsarginės
dalys: Adapteriai į kitas medžiagasPrietaisų jungtysAtsarginės dalys: Prietaisų jungtysJungiamosios alkūnėsAtsarginės dalys: Jungiamosios alkūnėsPriedaiVamzdžių apkabosTvirtinimo elementai vamzdžių
apkabomsKamščiaiTarpikliaiEksploatacinės medžiagosGeberit Silent-PPVamzdžiaiAtsarginės dalys: VamzdžiaiFasoninės dalysAtsarginės dalys: Fasoninės dalysAlkūnėsAtsarginės dalys:
AlkūnėsTrišakiaiAtsarginės dalys: TrišakiaiRedukciniai vamzdžiaiAtsarginės dalys: Redukciniai vamzdžiaiPravalosAtsarginės dalys: PravalosJungtysAtsarginės dalys: JungtysMovinės jungtysAtsarginės dalys:
Movinės jungtysPirštinės jungtysAdapteriai į kitas medžiagasPrietaisų jungtysJungiamosios alkūnėsTiesiosios jungtysPriedaiVamzdžių apkabosKamščiaiTarpikliaiEksploatacinės medžiagosGeberit Silent-
ProVamzdžiaiAtsarginės dalys: VamzdžiaiFasoninės dalysAtsarginės dalys: Fasoninės dalysAlkūnėsAtsarginės dalys: AlkūnėsTrišakiaiAtsarginės dalys: TrišakiaiRedukciniai vamzdžiaiAtsarginės dalys:
Redukciniai vamzdžiaiPravalosAtsarginės dalys: PravalosSuperTube fasoninės dalysAtsarginės dalys: SuperTube fasoninės dalysAlkūnėsAtsarginės dalys: AlkūnėsTrišakiaiAtsarginės dalys:
TrišakiaiJungtysAtsarginės dalys: JungtysMovinės jungtysAtsarginės dalys: Movinės jungtysPirštinės jungtysAdapteriai į kitas medžiagasPriedaiAtsarginės dalys: PriedaiVamzdžių
apkabosKamščiaiTarpikliaiAtsarginės dalys: TarpikliaiEksploatacinės medžiagosGeberit PEVamzdžiaiFasoninės dalysAtsarginės dalys: Fasoninės dalysAlkūnėsTrišakiaiRedukciniai vamzdžiaiPravalosAtsarginės
dalys: PravalosAdapteriaiSpecialios fasoninės dalysAtsarginės dalys: Specialios fasoninės dalysSuperTube fasoninės dalysAlkūnėsSpecialios fasoninės dalysJungtysAtsarginės dalys: JungtysSuvirinamos